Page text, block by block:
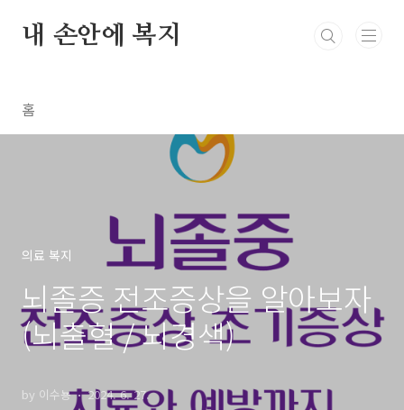
내 손안에 복지
홈
의료 복지
뇌졸증 전조증상을 알아보자
(뇌출혈 / 뇌경색)
by 이수뇽 2024. 6. 27.